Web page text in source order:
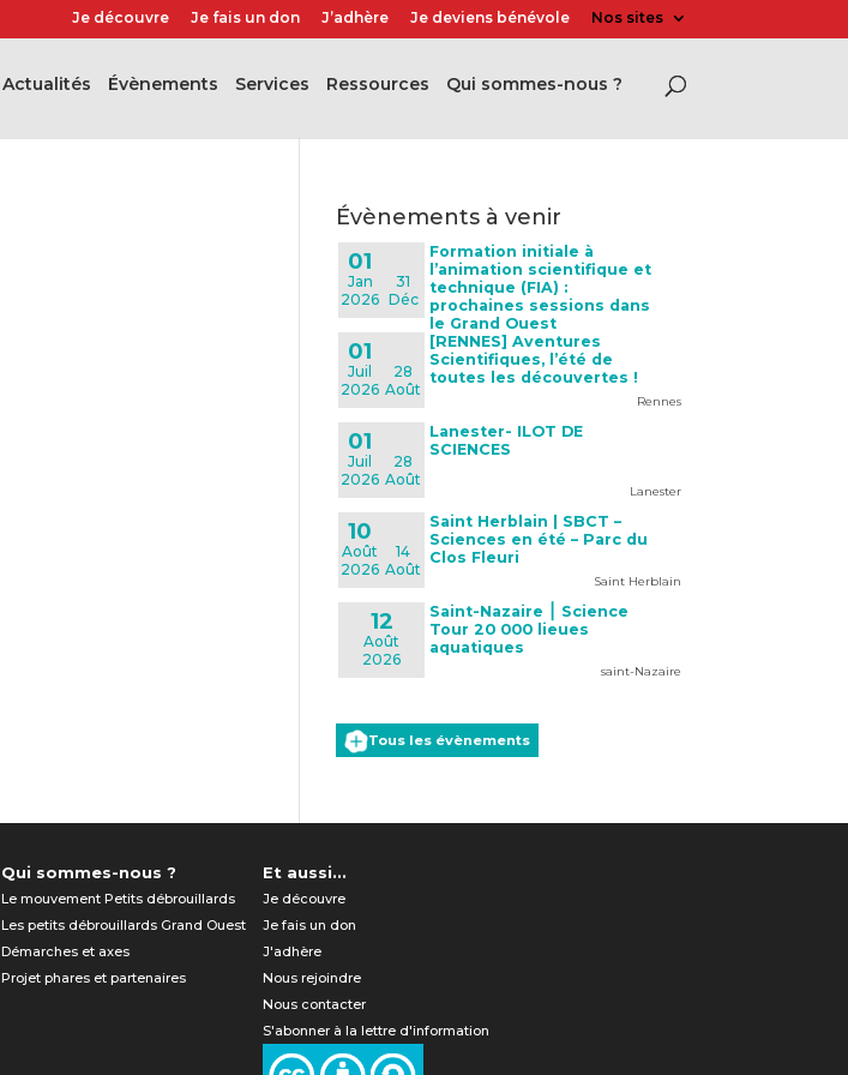
Je découvre Je fais un don J’adhère Je deviens bénévole Nos sites
Actualités évènements Services Ressources Qui sommes-nous ?
évènements à venir
01
Jan
2026
31
Déc
Formation initiale à
l’animation scientifique et
technique (FIA) :
prochaines sessions dans
le Grand Ouest
01
Juil
2026
28
Août
[RENNES] Aventures
Scientifiques, l’été de
toutes les découvertes !
Rennes
01
Juil
2026
28
Août
Lanester- ILOT DE
SCIENCES
Lanester
10
Août
2026
14
Août
Saint Herblain | SBCT –
Sciences en été – Parc du
Clos Fleuri
Saint Herblain
12
Août
2026
Saint-Nazaire ⎮ Science
Tour 20 000 lieues
aquatiques
saint-Nazaire
Tous les évènements
Qui sommes-nous ?
Le mouvement Petits débrouillards
Les petits débrouillards Grand Ouest
Démarches et axes
Projet phares et partenaires
Et aussi...
Je découvre
Je fais un don
J'adhère
Nous rejoindre
Nous contacter
S'abonner à la lettre d'information